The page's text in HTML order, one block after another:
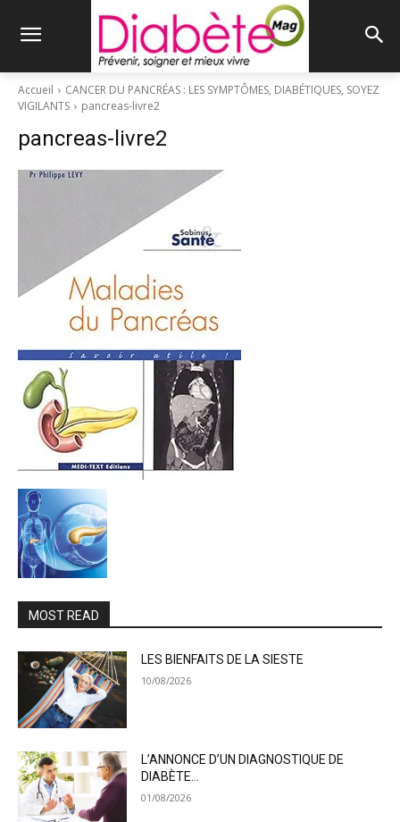
Accueil
CANCER DU PANCRÉAS : LES SYMPTÔMES, DIABÉTIQUES, SOYEZ
VIGILANTS
pancreas-livre2
pancreas-livre2
MOST READ
LES BIENFAITS DE LA SIESTE
10/08/2026
L’ANNONCE D’UN DIAGNOSTIQUE DE
DIABÈTE…
01/08/2026